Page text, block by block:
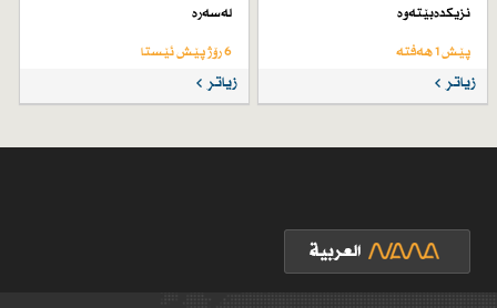
نزیكدەبێتەوە
پێش 1 هەفتە
زیاتر
لەسەرە
6 رۆژ پێش ئێستا
زیاتر